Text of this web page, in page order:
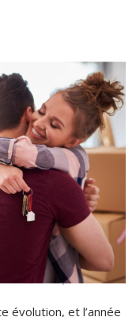
évolution, et l’année